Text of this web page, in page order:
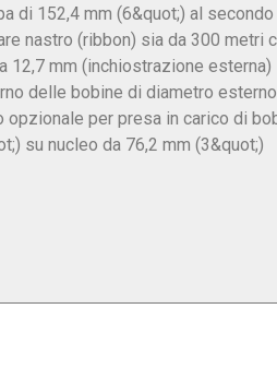
di 152,4 mm (6&quot;) al secondo
nastro (ribbon) sia da 300 metri
12,7 mm (inchiostrazione esterna)
delle bobine di diametro
opzionale per presa in carico di
su nucleo da 76,2 mm (3&quot;)